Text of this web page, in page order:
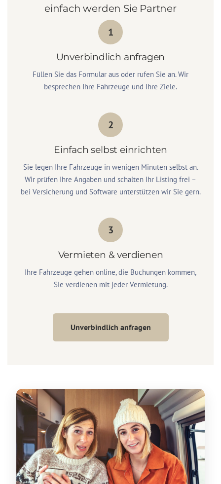
einfach werden Sie Partner
1
Unverbindlich anfragen
Füllen Sie das Formular aus oder rufen Sie an. Wir
besprechen Ihre Fahrzeuge und Ihre Ziele.
2
Einfach selbst einrichten
Sie legen Ihre Fahrzeuge in wenigen Minuten selbst an.
Wir prüfen Ihre Angaben und schalten Ihr Listing frei –
bei Versicherung und Software unterstützen wir Sie gern.
3
Vermieten & verdienen
Ihre Fahrzeuge gehen online, die Buchungen kommen,
Sie verdienen mit jeder Vermietung.
Unverbindlich anfragen